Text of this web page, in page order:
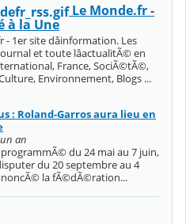
Le Monde.fr -
à la Une
1er site dâinformation. Les
et toute lâactualitÃ© en
France, SociÃ©tÃ©,
Environnement, Blogs ...
: Roland-Garros aura lieu en
an
du 24 mai au 7 juin,
du 20 septembre au 4
la fÃ©dÃ©ration...